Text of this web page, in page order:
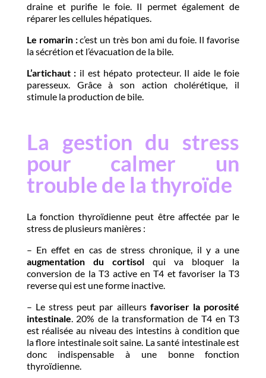
draine et purifie le foie. Il permet également de
réparer les cellules hépatiques.
Le romarin :c’est un très bon ami du foie. Il favorise
la sécrétion et l’évacuation de la bile.
L’artichaut : il est hépato protecteur. Il aide le foie
paresseux. Grâce à son action cholérétique, il
stimule la production de bile.
La gestion du stress
pour calmer un
trouble de la thyroïde
La fonction thyroïdienne peut être affectée par le
stress de plusieurs manières :
– En effet en cas de stress chronique, il y a une
augmentation du cortisolqui va bloquer la
conversion de la T3 active en T4 et favoriser la T3
reverse qui est une forme inactive.
– Le stress peut par ailleurs favoriser la porosité
intestinale. 20% de la transformation de T4 en T3
est réalisée au niveau des intestins à condition que
la flore intestinale soit saine. La santé intestinale est
donc indispensable à une bonne fonction
thyroïdienne.